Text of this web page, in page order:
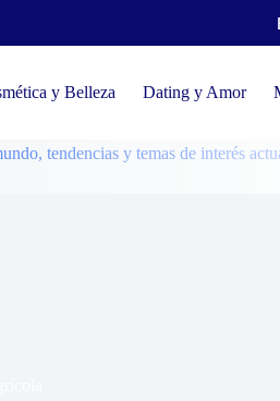
y Belleza Dating y Amor
y temas de interés actualizados